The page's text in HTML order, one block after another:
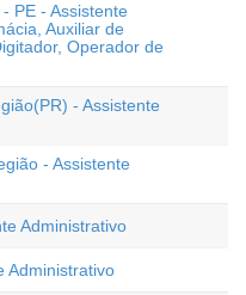
PE - Assistente
Auxiliar de
Operador de
- Assistente
- Assistente
Administrativo
Administrativo